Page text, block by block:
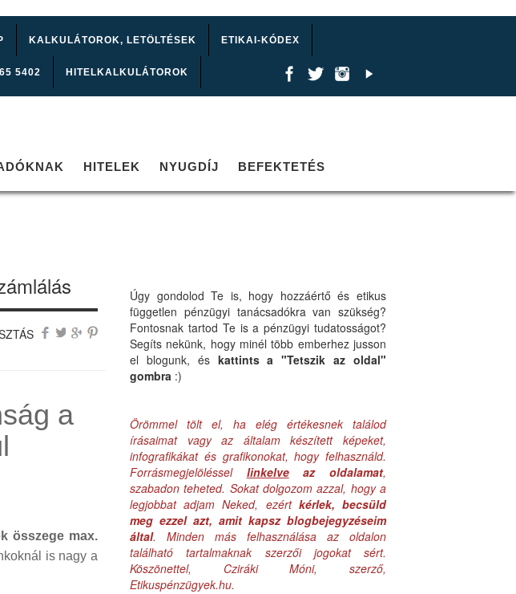
KALKULÁTOROK, LETÖLTÉSEK ETIKAI-KÓDEX
5402 HITELKALKULÁTOROK
HITELEK NYUGDÍJ BEFEKTETÉS
a
összege max.
is nagy a
Úgy gondolod Te is, hogy hozzáértő és etikus
független pénzügyi tanácsadókra van szükség?
Fontosnak tartod Te is a pénzügyi tudatosságot?
Segíts nekünk, hogy minél több emberhez jusson
el blogunk, és kattints a "Tetszik az oldal"
gombra :)
Örömmel tölt el, ha elég értékesnek találod
írásaimat vagy az általam készített képeket,
infografikákat és grafikonokat, hogy felhasználd.
Forrásmegjelöléssel linkelveaz oldalamat,
szabadon teheted. Sokat dolgozom azzal, hogy a
legjobbat adjam Neked, ezért kérlek, becsüld
meg ezzel azt, amit kapsz blogbejegyzéseim
által. Minden más felhasználása az oldalon
található tartalmaknak szerzői jogokat sért.
Köszönettel, Cziráki Móni, szerző,
Etikuspénzügyek.hu.